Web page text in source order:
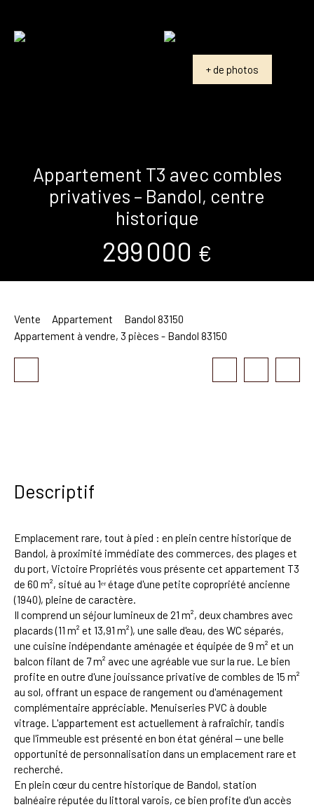
+ de photos
Appartement T3 avec combles
privatives – Bandol, centre
historique
299 000 €
Vente Appartement
Bandol 83150
Appartement à vendre, 3 pièces - Bandol 83150
Descriptif
Emplacement rare, tout à pied : en plein centre historique de
Bandol, à proximité immédiate des commerces, des plages et
du port, Victoire Propriétés vous présente cet appartement T3
de 60 m², situé au 1ᵉʳ étage d'une petite copropriété ancienne
(1940), pleine de caractère.
Il comprend un séjour lumineux de 21 m², deux chambres avec
placards (11 m² et 13,91 m²), une salle d'eau, des WC séparés,
une cuisine indépendante aménagée et équipée de 9 m² et un
balcon filant de 7 m² avec une agréable vue sur la rue. Le bien
profite en outre d'une jouissance privative de combles de 15 m²
au sol, offrant un espace de rangement ou d'aménagement
complémentaire appréciable. Menuiseries PVC à double
vitrage. L'appartement est actuellement à rafraîchir, tandis
que l'immeuble est présenté en bon état général — une belle
opportunité de personnalisation dans un emplacement rare et
recherché.
En plein cœur du centre historique de Bandol, station
balnéaire réputée du littoral varois, ce bien profite d'un accès